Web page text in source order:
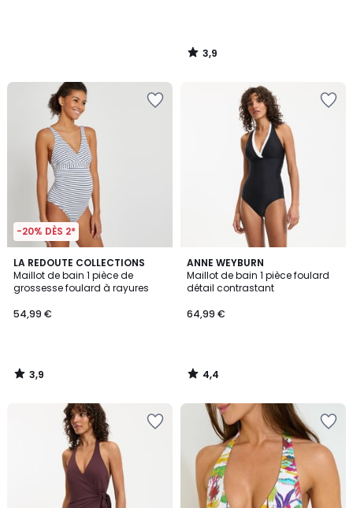
3,9
/
-20% DÈS 2*
LA REDOUTE COLLECTIONS
Maillot de bain 1 pièce de
grossesse foulard à rayures
54,99 €
3,9
/ 5
3,9
/
ANNE WEYBURN
Maillot de bain 1 pièce foulard
détail contrastant
64,99 €
4,4
/ 5
4,4
/